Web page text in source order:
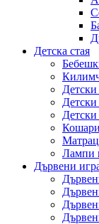
Детска стая
Детски
Кошари
Лампи
Дървени